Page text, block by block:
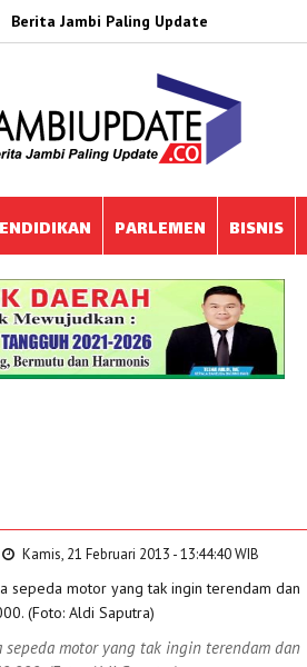
Berita Jambi Paling Update
PARLEMEN BISNIS
Kamis, 21 Februari 2013 - 13:44:40 WIB
motor yang tak ingin terendam dan